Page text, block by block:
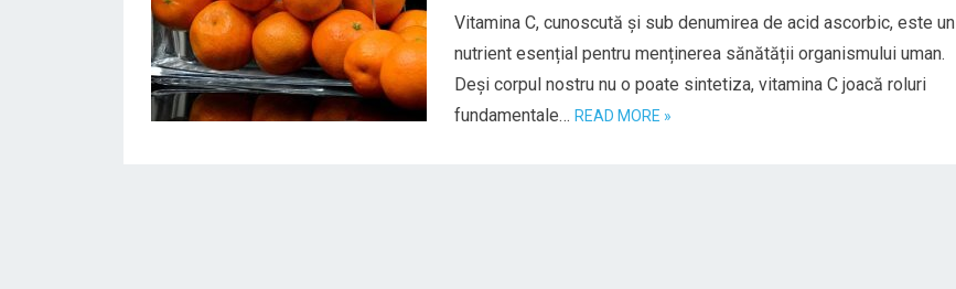
Vitamina C, cunoscută și sub denumirea de acid ascorbic, este un
nutrient esențial pentru menținerea sănătății organismului uman.
Deși corpul nostru nu o poate sintetiza, vitamina C joacă roluri
fundamentale… READ MORE »